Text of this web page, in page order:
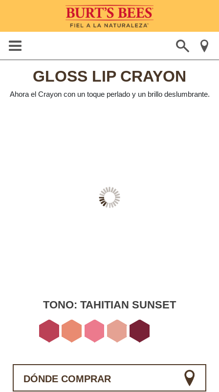
GLOSS LIP CRAYON
Ahora el Crayon con un toque perlado y un brillo deslumbrante.
TONO: TAHITIAN SUNSET
DÓNDE COMPRAR